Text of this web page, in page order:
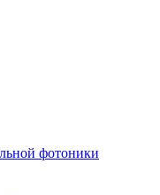
фотоники